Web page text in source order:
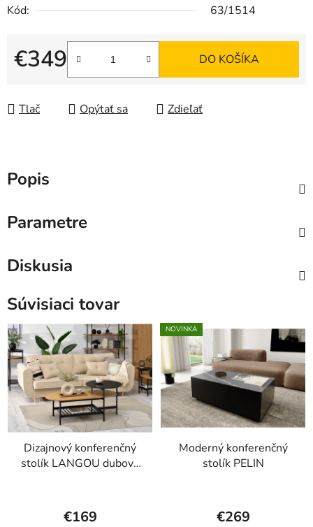
Kód:
63/1514
€349
Jednotková cena:
DO KOŠÍKA
Tlač Opýtať sa Zdieľať
Popis
Parametre
Diskusia
Súvisiaci tovar
Dizajnový konferenčný
stolík LANGOU dubová
€169
NOVINKA
Moderný konferenčný
stolík PELIN
hodnotenie
€269